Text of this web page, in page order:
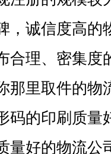
，诚信度高的
合理、密集度
那里取件的物
码的印刷质量
量好的物流公